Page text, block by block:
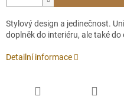
Stylový design a jedinečnost.
doplněk do interiéru, ale také do
Detailní informace